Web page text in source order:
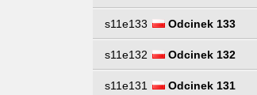
s11e133 Odcinek 133
s11e132 Odcinek 132
s11e131 Odcinek 131